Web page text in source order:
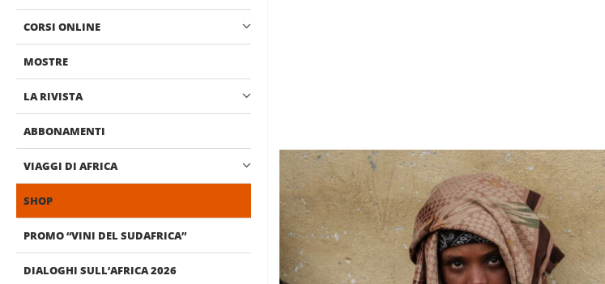
CORSI ONLINE
MOSTRE
LA RIVISTA
ABBONAMENTI
VIAGGI DI AFRICA
SHOP
PROMO “VINI DEL SUDAFRICA”
DIALOGHI SULL’AFRICA 2026